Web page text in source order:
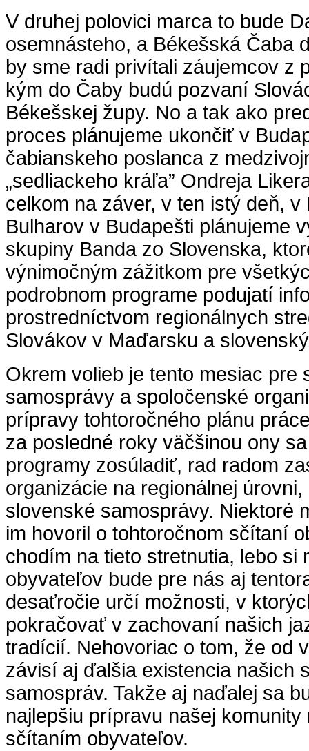
V druhej polovici marca to bude
osemnásteho, a Békešská Čaba
by sme radi privítali záujemcov z
kým do Čaby budú pozvaní
Békešskej župy. No a tak ako
proces plánujeme ukončiť v
čabianskeho poslanca z
„sedliackeho kráľa” Ondreja
celkom na záver, v ten istý deň, v
Bulharov v Budapešti plánujeme
skupiny Banda zo Slovenska,
výnimočným zážitkom pre
podrobnom programe podujatí
prostredníctvom regionálnych
Slovákov v Maďarsku a
Okrem volieb je tento mesiac pre
samosprávy a spoločenské
prípravy tohtoročného plánu
za posledné roky väčšinou ony
programy zosúladiť, rad radom
organizácie na regionálnej
slovenské samosprávy. Niektoré
im hovoril o tohtoročnom sčítaní
chodím na tieto stretnutia, lebo si
obyvateľov bude pre nás aj
desaťročie určí možnosti, v
pokračovať v zachovaní našich
tradícií. Nehovoriac o tom, že od
závisí aj ďalšia existencia našich
samospráv. Takže aj naďalej sa
najlepšiu prípravu našej
sčítaním obyvateľov.